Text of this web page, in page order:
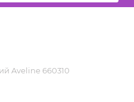
Aveline 660310